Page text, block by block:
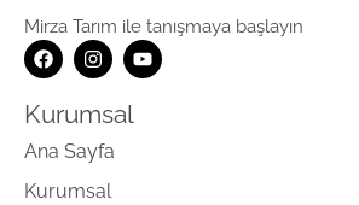
Mirza Tarım ile tanışmaya başlayın
Kurumsal
Ana Sayfa
Kurumsal